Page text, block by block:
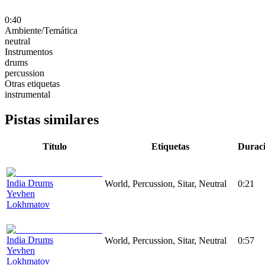
0:40
Ambiente/Temática
neutral
Instrumentos
drums
percussion
Otras etiquetas
instrumental
Pistas similares
Título Etiquetas
India Drums
Yevhen
Lokhmatov
World, Percussion, Sitar, Neutral 0:21
India Drums
Yevhen
Lokhmatov
World, Percussion, Sitar, Neutral 0:57